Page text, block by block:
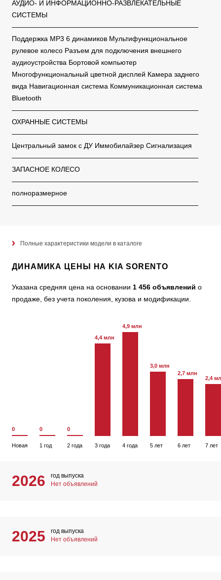
АУДИО- И ИНФОРМАЦИОННО-РАЗВЛЕКАТЕЛЬНЫЕ
СИСТЕМЫ
———————————————————————————
Поддержка MP3 6 динамиков Мультифункциональное
рулевое колесо Разъем для подключения внешнего
аудиоустройства Бортовой компьютер
Многофункциональный цветной дисплей Камера заднего
вида Навигационная система Коммуникационная система
Bluetooth
———————————————————————————
ОХРАННЫЕ СИСТЕМЫ
———————————————————————————
Центральный замок с ДУ Иммобилайзер Сигнализация
———————————————————————————
ЗАПАСНОЕ КОЛЕСО
———————————————————————————
полноразмерное
———————————————————————————
Полные характеристики модели в каталоге
ДИНАМИКА ЦЕНЫ НА KIA SORENTO
Указана средняя цена на основании 1 456 объявлений о
продаже, без учета поколения, кузова и модификации.
0
Новая
0
1 год
0
2 года
4,4 млн
3 года
4,9 млн
4 года
3,0 млн
5 лет
2,7 млн
6 лет
2,4
7 лет
2026
год выпуска
Нет объявлений
2025
год выпуска
Нет объявлений